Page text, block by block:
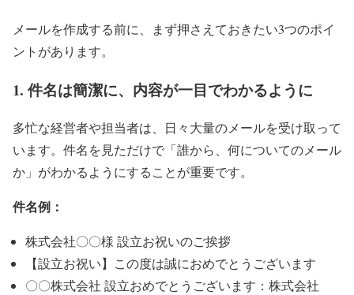
メールを作成する前に、まず押さえておきたい3つのポイ
ントがあります。
1. 件名は簡潔に、内容が一目でわかるように
多忙な経営者や担当者は、日々大量のメールを受け取って
います。件名を見ただけで「誰から、何についてのメール
か」がわかるようにすることが重要です。
件名例：
株式会社〇〇様 設立お祝いのご挨拶
【設立お祝い】この度は誠におめでとうございます
〇〇株式会社 設立おめでとうございます：株式会社